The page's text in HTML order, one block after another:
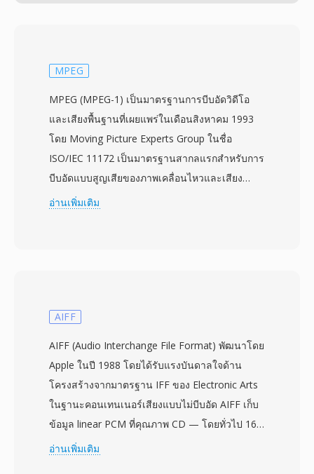
MPEG
MPEG (MPEG-1) เป็นมาตรฐานการบีบอัดวิดีโอ
และเสียงพื้นฐานที่เผยแพร่ในเดือนสิงหาคม 1993
โดย Moving Picture Experts Group ในชื่อ
ISO/IEC 11172 เป็นมาตรฐานสากลแรกสำหรับการ
บีบอัดแบบสูญเสียของภาพเคลื่อนไหวและเสียง
ประกอบ สร้างหลักการและเทคนิคที่มีอิทธิพลต่อตัว
frames (intra-coded), P-frames (predicted) และ
กำหนดเป้าหมายบิตเรตประมาณ 1.5 Mbps สำหรับ
เสียงและวิดีโอรวมกัน ให้คุณภาพเทียบเคียงเทป
VHS ที่ความละเอียด SIF (352x240 สำหรับ NTSC)
ระดับการบีบอัดนี้ถูกเลือกอย่างจำเพาะเพื่อให้ตรงกับ
ปริมาณข้อมูลของไดรฟ์ CD-ROM ความเร็ว 1x
ทำให้เกิดรูปแบบ Video CD ที่นำวิดีโอดิจิทัลมาสู่ผู้
อ่านเพิ่มเติม
AIFF
AIFF (Audio Interchange File Format) พัฒนาโดย
Apple ในปี 1988 โดยได้รับแรงบันดาลใจด้าน
โครงสร้างจากมาตรฐาน IFF ของ Electronic Arts
ในฐานะคอนเทนเนอร์เสียงแบบไม่บีบอัด AIFF เก็บ
ข้อมูล linear PCM ที่คุณภาพ CD — โดยทั่วไป 16
บิตที่ 44.1 kHz — รักษาทุกรายละเอียดของการ
อ่านเพิ่มเติม